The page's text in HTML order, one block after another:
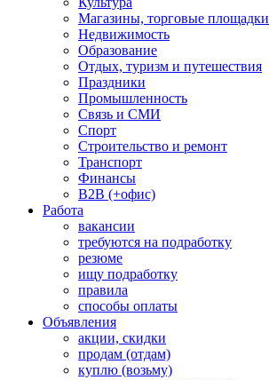
Магазины, торговые площадки
Недвижимость
Образование
Отдых, туризм и путешествия
Праздники
Промышленность
Связь и СМИ
Спорт
Строительство и ремонт
Транспорт
Финансы
B2B (+офис)
Работа
вакансии
требуются на подработку
резюме
ищу подработку
правила
способы оплаты
Объявления
акции, скидки
продам (отдам)
куплю (возьму)